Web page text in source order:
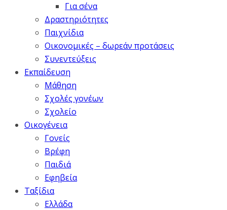
Για σένα
Δραστηριότητες
Παιχνίδια
Οικονομικές – δωρεάν προτάσεις
Συνεντεύξεις
Εκπαίδευση
Μάθηση
Σχολές γονέων
Σχολείο
Οικογένεια
Γονείς
Βρέφη
Παιδιά
Εφηβεία
Ταξίδια
Ελλάδα